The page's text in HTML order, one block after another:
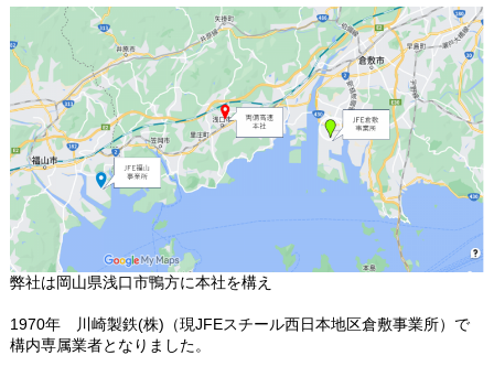
弊社は岡山県浅口市鴨方に本社を構え
1970年 川崎製鉄(株)（現JFEスチール西日本地区倉敷事業所）で
構内専属業者となりました。